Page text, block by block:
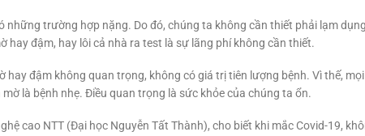
những trường hợp nặng. Do đó, chúng ta không cần thiết phải lạm
hay đậm, hay lôi cả nhà ra test là sự lãng phí không cần thiết.
hay đậm không quan trọng, không có giá trị tiên lượng bệnh. Vì thế,
là bệnh nhẹ. Điều quan trọng là sức khỏe của chúng ta ổn.
cao NTT (Đại học Nguyễn Tất Thành), cho biết khi mắc Covid-19,